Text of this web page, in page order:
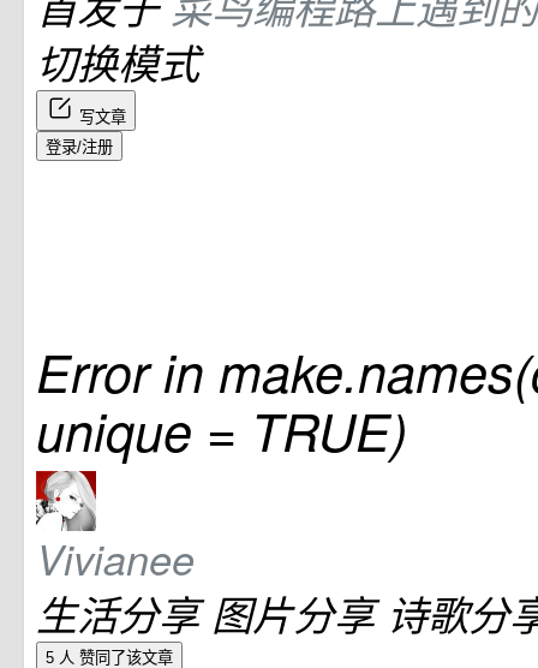
切换模式
写文章
登录/注册
Error in
unique = TRUE)
Vivianee
生活分享 图片分享 诗歌分
5 人 赞同了该文章